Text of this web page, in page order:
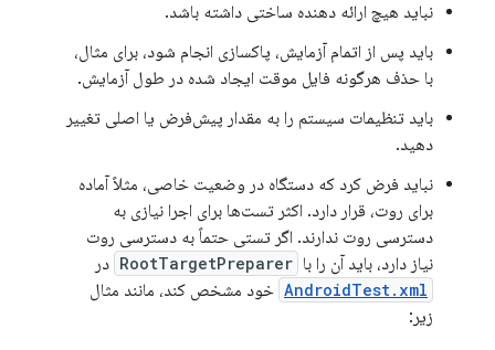
نباید هیچ ارائه دهنده ساختی داشته باشد.
باید پس از اتمام آزمایش، پاکسازی انجام شود، برای مثال،
با حذف هرگونه فایل موقت ایجاد شده در طول آزمایش.
باید تنظیمات سیستم را به مقدار پیش‌فرض یا اصلی تغییر
دهید.
نباید فرض کرد که دستگاه در وضعیت خاصی، مثلاً آماده
برای روت، قرار دارد. اکثر تست‌ها برای اجرا نیازی به
دسترسی روت ندارند. اگر تستی حتماً به دسترسی روت
نیاز دارد، باید آن را با RootTargetPreparer در
AndroidTest.xml خود مشخص کند، مانند مثال
زیر: